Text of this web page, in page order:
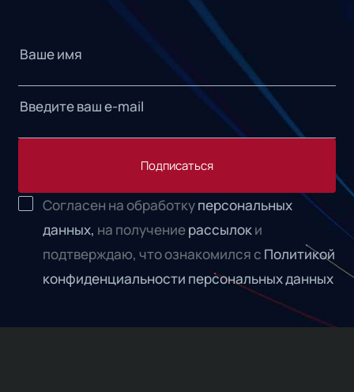
Подписаться
Согласен на обработкуперсональных
данных, на получениерассылоки
подтверждаю, что ознакомился с Политикой
конфиденциальности персональных данных